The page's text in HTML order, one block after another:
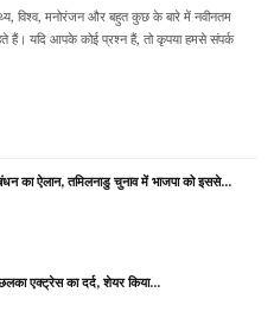
विश्व, मनोरंजन और बहुत कुछ के बारे में नवीनतम
हैं। यदि आपके कोई प्रश्न हैं, तो कृपया हमसे संपर्क
ऐलान, तमिलनाडु चुनाव में भाजपा को इससे…
एक्ट्रेस का दर्द, शेयर किया…